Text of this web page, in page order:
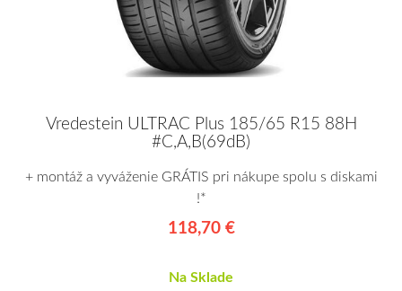
Vredestein ULTRAC Plus 185/65 R15 88H
#C,A,B(69dB)
+ montáž a vyváženie GRÁTIS pri nákupe spolu s diskami
!*
118,70 €
Na Sklade